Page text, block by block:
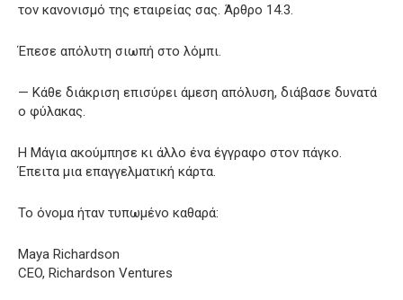
τον κανονισμό της εταιρείας σας. Άρθρο 14.3.
Έπεσε απόλυτη σιωπή στο λόμπι.
— Κάθε διάκριση επισύρει άμεση απόλυση, διάβασε δυνατά
ο φύλακας.
Η Μάγια ακούμπησε κι άλλο ένα έγγραφο στον πάγκο.
Έπειτα μια επαγγελματική κάρτα.
Το όνομα ήταν τυπωμένο καθαρά:
Maya Richardson
CEO, Richardson Ventures